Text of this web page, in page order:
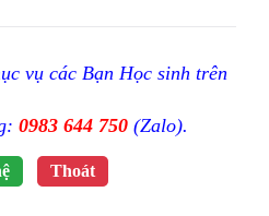
vụ các Bạn Học sinh trên
0983 644 750 (Zalo).
Thoát